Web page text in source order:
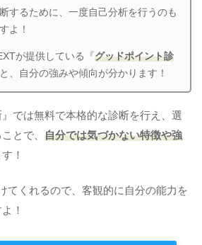
するために、一度自己分析を行うのも
よ！
が提供している『グッドポイント診
、自分の強みや傾向が分かります！
』では無料で本格的な診断を行え、選
とで、 自分では気づかない特徴や強
！
てくれるので、客観的に自分の能力を
！